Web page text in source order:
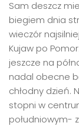
Sam deszcz
biegiem dnia
wieczór
Kujaw po
jeszcze na
nadal obecne
chłodny dzień.
stopni w
południowym-